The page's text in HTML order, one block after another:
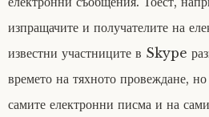
изпращачите и получателите на
известни участниците в Skype
времето на тяхното провеждане,
самите електронни писма и на